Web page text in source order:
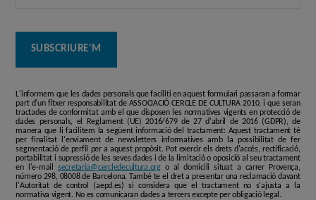
L'informem que les dades personals que faciliti en aquest formulari passaran a formar
part d'un fitxer responsabilitat de ASSOCIACIÓ CERCLE DE CULTURA 2010, i que seran
tractades de conformitat amb el que disposen les normatives vigents en protecció de
dades personals, el Reglament (UE) 2016/679 de 27 d'abril de 2016 (GDPR), de
manera que li facilitem la següent informació del tractament: Aquest tractament té
per finalitat l'enviament de newsletters informatives amb la possibilitat de fer
segmentació de perfil per a aquest propòsit. Pot exercir els drets d'accés, rectificació,
portabilitat i supressió de les seves dades i de la limitació o oposició al seu tractament
en l'e-mail secretaria@cercledecultura.orgo al domicili situat a carrer Provença,
número 298, 08008 de Barcelona. També te el dret a presentar una reclamació davant
l'Autoritat de control (aepd.es) si considera que el tractament no s'ajusta a la
normativa vigent. No es comunicaran dades a tercers excepte per obligació legal.